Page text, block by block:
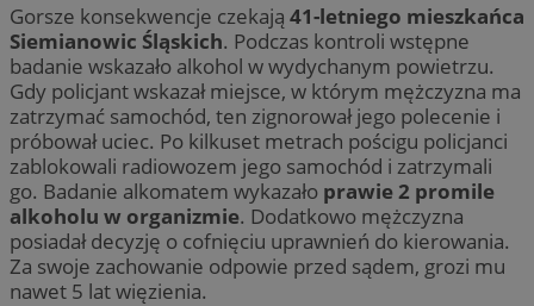
Gorsze konsekwencje czekają 41-letniego mieszkańca
Siemianowic Śląskich. Podczas kontroli wstępne
badanie wskazało alkohol w wydychanym powietrzu.
Gdy policjant wskazał miejsce, w którym mężczyzna ma
zatrzymać samochód, ten zignorował jego polecenie i
próbował uciec. Po kilkuset metrach pościgu policjanci
zablokowali radiowozem jego samochód i zatrzymali
go. Badanie alkomatem wykazało prawie 2 promile
alkoholu w organizmie. Dodatkowo mężczyzna
posiadał decyzję o cofnięciu uprawnień do kierowania.
Za swoje zachowanie odpowie przed sądem, grozi mu
nawet 5 lat więzienia.